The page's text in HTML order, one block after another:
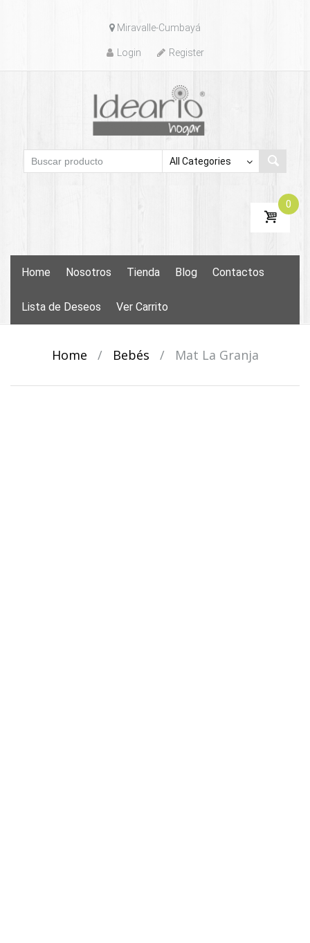
to
Miravalle-Cumbayá
Login Register
0
Home Nosotros Tienda Blog Contactos
Lista de Deseos Ver Carrito
Home / Bebés / Mat La Granja